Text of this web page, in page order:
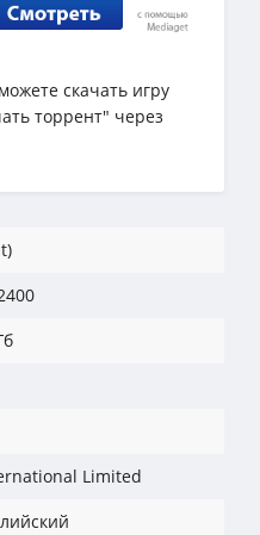
скачать игру
торрент" через
Limited